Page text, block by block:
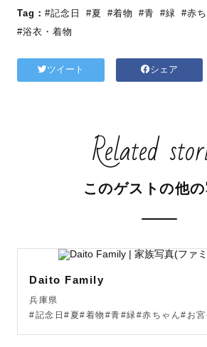
Tag： #記念日 #夏 #着物 #青 #緑 #赤
#浴衣・着物
ツイート シェア
Related
このゲストの他
Daito Family
兵庫県
#記念日#夏#着物#青#緑#赤ちゃん#お宮